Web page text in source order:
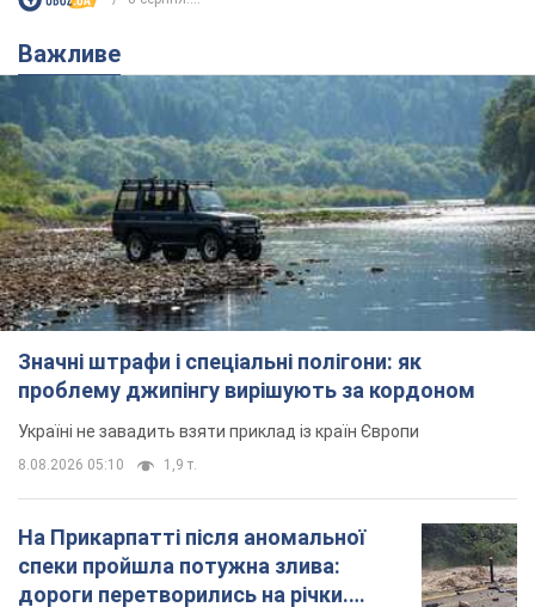
Важливе
Значні штрафи і спеціальні полігони: як
проблему джипінгу вирішують за кордоном
Україні не завадить взяти приклад із країн Європи
8.08.2026 05:10 1,9 т.
На Прикарпатті після аномальної
спеки пройшла потужна злива:
дороги перетворились на річки.